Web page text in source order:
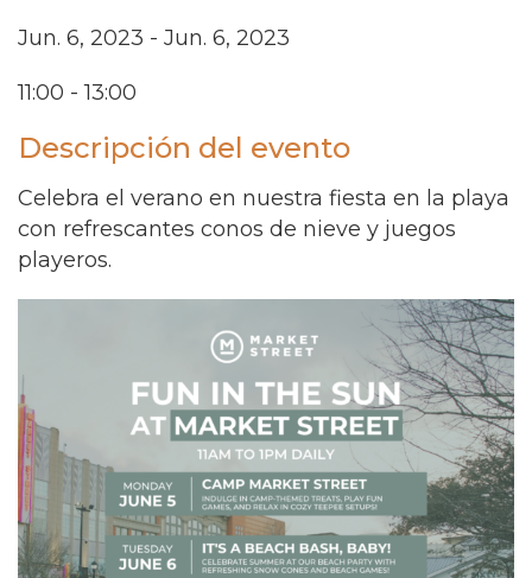
Jun. 6, 2023 - Jun. 6, 2023
11:00 - 13:00
Descripción del evento
Celebra el verano en nuestra fiesta en la playa
con refrescantes conos de nieve y juegos
playeros.